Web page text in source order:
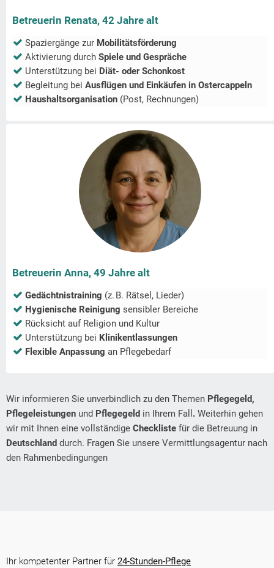
Betreuerin Renata, 42 Jahre alt
Spaziergänge zur Mobilitätsförderung
Aktivierung durch Spiele und Gespräche
Unterstützung bei Diät- oder Schonkost
Begleitung bei Ausflügen und Einkäufen in Ostercappeln
Haushaltsorganisation (Post, Rechnungen)
Betreuerin Anna, 49 Jahre alt
Gedächtnistraining (z. B. Rätsel, Lieder)
Hygienische Reinigung sensibler Bereiche
Rücksicht auf Religion und Kultur
Unterstützung bei Klinikentlassungen
Flexible Anpassung an Pflegebedarf
Wir informieren Sie unverbindlich zu den Themen Pflegegeld,
Pflegeleistungen und Pflegegeld in Ihrem Fall . Weiterhin gehen
wir mit Ihnen eine vollständige Checkliste für die Betreuung in
Deutschland durch. Fragen Sie unsere Vermittlungsagentur nach
den Rahmenbedingungen
Ihr kompetenter Partner für 24-Stunden-Pflege